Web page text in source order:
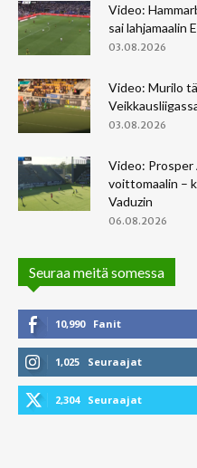
Video:
sai lahjamaalin
03.08.2026
Video: Murilo
03.08.2026
Video:
voittomaalin –
Vaduzin
06.08.2026
Seuraa meitä somessa
10,990 Fanit
1,025 Seuraajat
2,304 Seuraajat